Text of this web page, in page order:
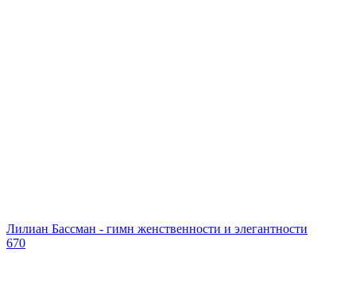
Лилиан Бассман - гимн женственности и элегантности
670